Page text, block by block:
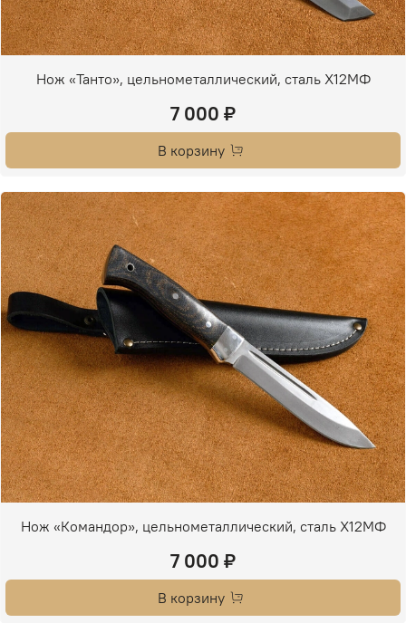
Нож «Танто», цельнометаллический, сталь Х12МФ
7 000 ₽
В корзину
Нож «Командор», цельнометаллический, сталь Х12МФ
7 000 ₽
В корзину